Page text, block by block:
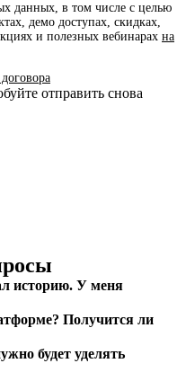
данных, в том числе с целью
демо доступах, скидках,
и полезных вебинарах на
отправить снова
историю. У меня
Получится ли
будет уделять